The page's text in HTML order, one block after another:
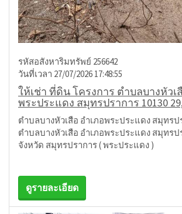
รหัสอสังหาริมทรัพย์ 256642
วันที่เวลา 27/07/2026 17:48:55
ให้เช่า ที่ดิน โครงการ ตำบลบางหัวเ
พระประแดง สมุทรปราการ 10130
ตำบลบางหัวเสือ อำเภอพระประแดง สมุทรป
ตำบลบางหัวเสือ อำเภอพระประแดง สมุทรป
จังหวัด สมุทรปราการ ( พระประแดง )
ดูรายละเอียด